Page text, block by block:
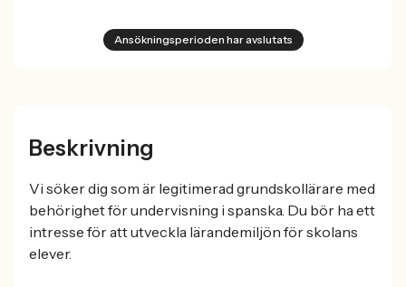
Ansökningsperioden har avslutats
Beskrivning
Vi söker dig som är legitimerad grundskollärare med
behörighet för undervisning i spanska. Du bör ha ett
intresse för att utveckla lärandemiljön för skolans
elever.